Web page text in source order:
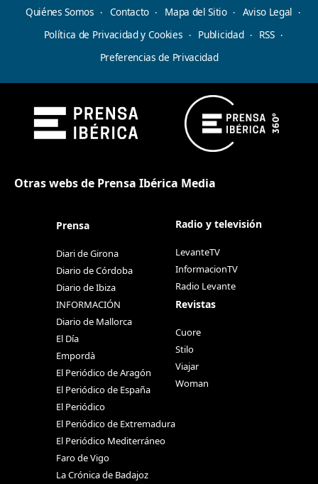
Quiénes Somos Contacto Mapa del Sitio
Aviso Legal
Política de Privacidad y Cookies
Publicidad
RSS
Preferencias de Privacidad
Otras webs de Prensa Ibérica Media
Prensa
Diari de Girona
Diario de Córdoba
Diario de Ibiza
INFORMACIÓN
Diario de Mallorca
El Día
Empordà
El Periódico de Aragón
El Periódico de España
El Periódico
El Periódico de Extremadura
El Periódico Mediterráneo
Faro de Vigo
La Crónica de Badajoz
Radio y televisión
LevanteTV
InformacionTV
Radio Levante
Revistas
Cuore
Stilo
Viajar
Woman